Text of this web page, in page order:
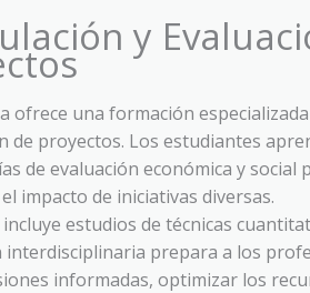
y
ofrece una formación
de proyectos. Los estudiantes
de evaluación económica y social
impacto de iniciativas diversas.
estudios de técnicas
prepara a los
informadas, optimizar los